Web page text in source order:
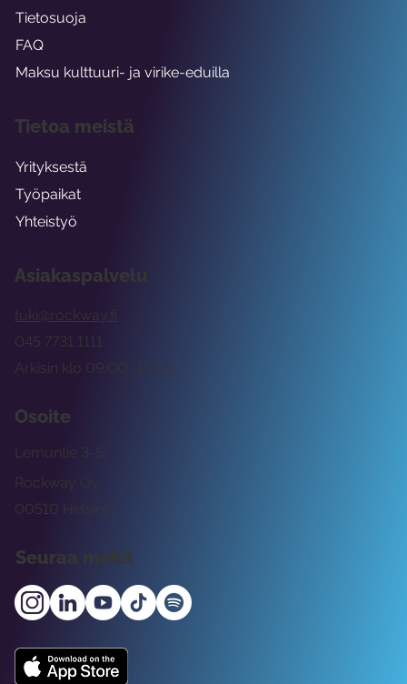
Asiakaspalvelu
tuki@rockway.fi
Arkisin klo 09:00 -15:00
045 7731 1111
Osoite
Rockway Oy
Lemuntie 3-5
00510 Helsinki
Seuraa meitä
Tietosuoja
FAQ
Maksu kulttuuri- ja virike-eduilla
Tietoa meistä
Yrityksestä
Työpaikat
Yhteistyö